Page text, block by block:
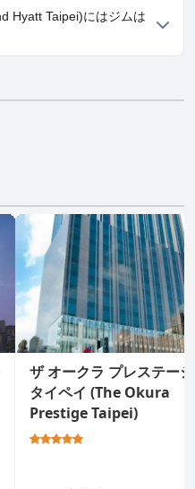
Hyatt Taipei)では駐車場
Hyatt Taipei)にはジムは
ザ オークラ プレステージ
タイペイ (The Okura
Prestige Taipei)